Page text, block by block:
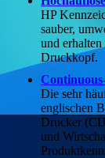
HP
sauber,
und
Druckkopf.
Die sehr
englischen
Drucker
und